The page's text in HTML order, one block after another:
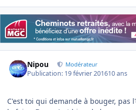
Nipou Modérateur
Publication: 19 février 201610 ans
C'est toi qui demande à bouger, pas